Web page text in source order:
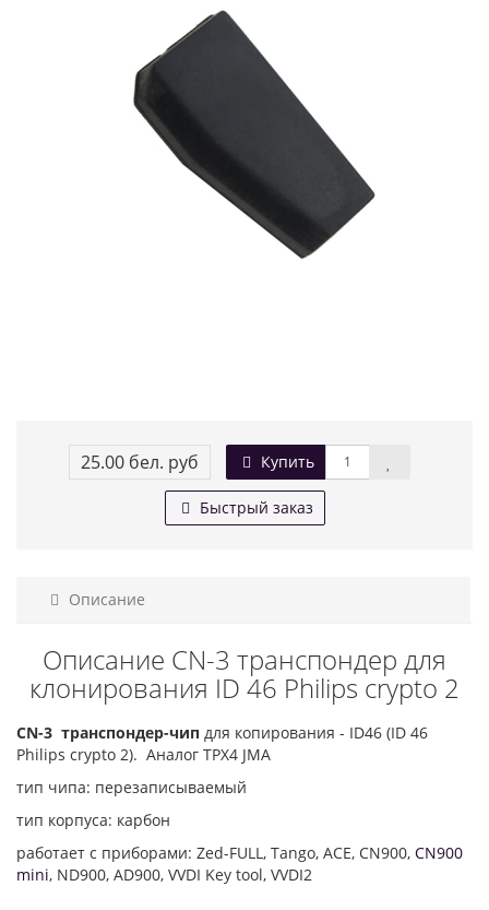
25.00 бел. руб Купить
Быстрый заказ
Описание
Описание CN-3 транспондер для
клонирования ID 46 Philips crypto 2
CN-3 транспондер-чип для копирования - ID46 (ID 46
Philips crypto 2). Аналог TPX4 JMA
тип чипа: перезаписываемый
тип корпуса: карбон
работает с приборами: Zed-FULL, Tango, ACE, CN900, CN900
mini, ND900, AD900, VVDI Key tool, VVDI2